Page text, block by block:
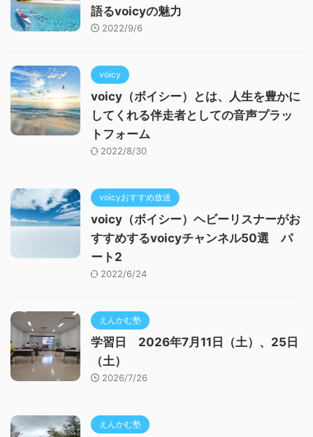
語るvoicyの魅力
2022/9/6
voicy
voicy（ボイシー）とは、人生を豊かに
してくれる伴走者としての音声プラッ
トフォーム
2022/8/30
voicyおすすめ放送
voicy（ボイシー）ヘビーリスナーがお
すすめするvoicyチャンネル50選 パ
ート2
2022/6/24
えんかむ塾
学習日 2026年7月11日（土）、25日
（土）
2026/7/26
えんかむ塾